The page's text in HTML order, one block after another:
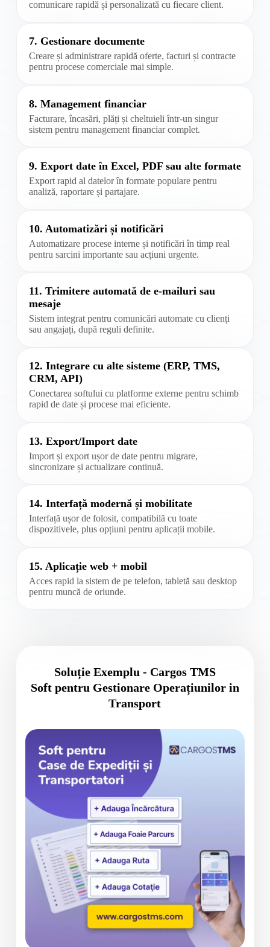
comunicare rapidă și personalizată cu fiecare client.
7. Gestionare documente
Creare și administrare rapidă oferte, facturi și contracte
pentru procese comerciale mai simple.
8. Management financiar
Facturare, încasări, plăți și cheltuieli într-un singur
sistem pentru management financiar complet.
9. Export date în Excel, PDF sau alte formate
Export rapid al datelor în formate populare pentru
analiză, raportare și partajare.
10. Automatizări și notificări
Automatizare procese interne și notificări în timp real
pentru sarcini importante sau acțiuni urgente.
11. Trimitere automată de e-mailuri sau
mesaje
Sistem integrat pentru comunicări automate cu clienți
sau angajați, după reguli definite.
12. Integrare cu alte sisteme (ERP, TMS,
CRM, API)
Conectarea softului cu platforme externe pentru schimb
rapid de date și procese mai eficiente.
13. Export/Import date
Import și export ușor de date pentru migrare,
sincronizare și actualizare continuă.
14. Interfață modernă și mobilitate
Interfață ușor de folosit, compatibilă cu toate
dispozitivele, plus opțiuni pentru aplicații mobile.
15. Aplicație web + mobil
Acces rapid la sistem de pe telefon, tabletă sau desktop
pentru muncă de oriunde.
Soluție Exemplu - Cargos TMS
Soft pentru Gestionare Operațiunilor in
Transport